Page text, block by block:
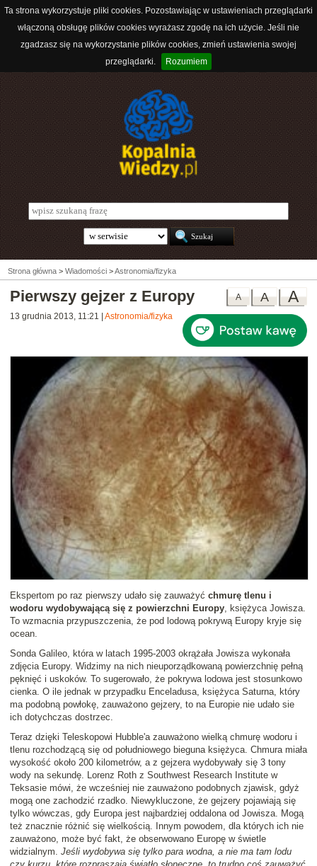
Ta strona wykorzystuje pliki cookies. Pozostawiając w ustawieniach przeglądarki
włączoną obsługę plików cookies wyrażasz zgodę na ich użycie. Jeśli nie
zgadzasz się na wykorzystanie plików cookies, zmień ustawienia swojej
przeglądarki.
Rozumiem
Strona główna > Wiadomości >Astronomia/fizyka
A
A
A
Pierwszy gejzer z Europy
13 grudnia 2013, 11:21 Astronomia/fizyka
Ekspertom po raz pierwszy udało się zauważyć chmurę tlenu i
wodoru wydobywającą się z powierzchni Europy, księżyca Jowisza.
To wzmacnia przypuszczenia, że pod lodową pokrywą Europy kryje się
ocean.
Sonda Galileo, która w latach 1995-2003 okrążała Jowisza wykonała
zdjęcia Europy. Widzimy na nich nieuporządkowaną powierzchnię pełną
pęknięć i uskoków. To sugerowało, że pokrywa lodowa jest stosunkowo
cienka. O ile jednak w przypadku Enceladusa, księżyca Saturna, który
ma podobną powłokę, zauważono gejzery, to na Europie nie udało sie
ich dotychczas dostrzec.
Teraz dzięki Teleskopowi Hubble'a zauważono wielką chmurę wodoru i
tlenu rozchodzącą się od południowego bieguna księżyca. Chmura miała
wysokość około 200 kilometrów, a z gejzera wydobywały się 3 tony
wody na sekundę. Lorenz Roth z Southwest Research Institute w
Teksasie mówi, że wcześniej nie zauważono podobnych zjawisk, gdyż
mogą one zachodzić rzadko. Niewykluczone, że gejzery pojawiają się
tylko wówczas, gdy Europa jest najbardziej oddalona od Jowisza. Mogą
też znacznie różnić się wielkością. Innym powodem, dla których ich nie
zauważono, może być fakt, że obserwowano Europę w świetle
widzialnym. Jeśli wydobywa się tylko para wodna, a nie ma tam lodu